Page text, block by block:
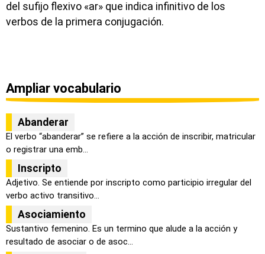
del sufijo flexivo «ar» que indica infinitivo de los
verbos de la primera conjugación.
Ampliar vocabulario
Abanderar
El verbo “abanderar” se refiere a la acción de inscribir, matricular
o registrar una emb...
Inscripto
Adjetivo. Se entiende por inscripto como participio irregular del
verbo activo transitivo...
Asociamiento
Sustantivo femenino. Es un termino que alude a la acción y
resultado de asociar o de asoc...